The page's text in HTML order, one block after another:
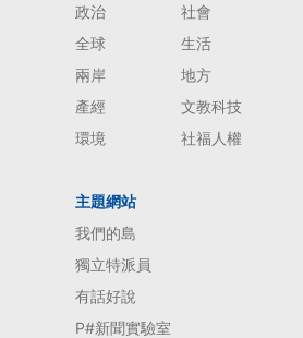
政治
社會
全球
生活
兩岸
地方
產經
文教科技
環境
社福人權
主題網站
我們的島
獨立特派員
有話好說
P#新聞實驗室